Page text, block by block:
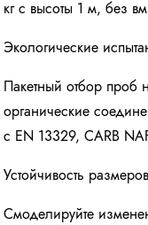
кг с высоты 1 м, без
Экологические
Пакетный отбор проб
органические
с EN 13329, CARB
Устойчивость размеров
Смоделируйте